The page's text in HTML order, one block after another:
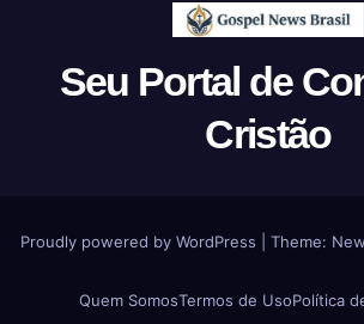
Seu Portal de
Cristão
Proudly powered by WordPress Theme:
Quem SomosTermos de UsoPolítica